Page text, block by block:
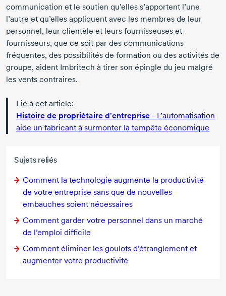
Sujets reliés
Comment la technologie augmente la productivité
de votre entreprise sans que de nouvelles
embauches soient nécessaires
Comment garder votre personnel dans un marché
de l’emploi difficile
Comment éliminer les goulots d’étranglement et
augmenter votre productivité
communication et le soutien qu’elles s’apportent l’une
l’autre et qu’elles appliquent avec les membres de leur
personnel, leur clientèle et leurs fournisseuses et
fournisseurs, que ce soit par des communications
fréquentes, des possibilités de formation ou des activités de
groupe, aident Imbritech à tirer son épingle du jeu malgré
les vents contraires.
Lié à cet article:
Histoire de propriétaire d'entreprise - L’automatisation
aide un fabricant à surmonter la tempête économique